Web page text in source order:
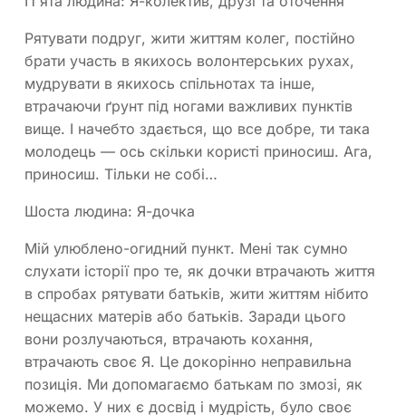
Рятувати подруг, жити життям колег, постійно
брати участь в якихось волонтерських рухах,
мудрувати в якихось спільнотах та інше,
втрачаючи ґрунт під ногами важливих пунктів
вище. І начебто здається, що все добре, ти така
молодець — ось скільки користі приносиш. Ага,
приносиш. Тільки не собі…
Шоста людина: Я-дочка
Мій улюблено-огидний пункт. Мені так сумно
слухати історії про те, як дочки втрачають життя
в спробах рятувати батьків, жити життям нібито
нещасних матерів або батьків. Заради цього
вони розлучаються, втрачають кохання,
втрачають своє Я. Це докорінно неправильна
позиція. Ми допомагаємо батькам по змозі, як
можемо. У них є досвід і мудрість, було своє